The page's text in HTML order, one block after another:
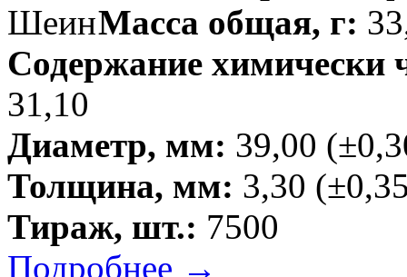
Масса общая, г:
Содержание химически
31,10
Диаметр, мм: 39,00
Толщина, мм: 3,30
Тираж, шт.: 7500
Подробнее →